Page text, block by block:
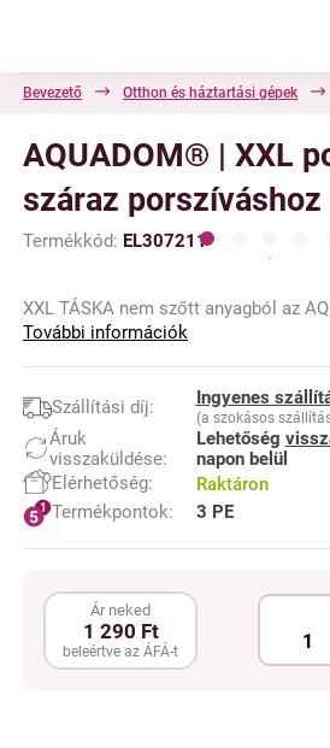
Bevezető Otthon és háztartási gépek
AQUADOM® | XXL
száraz porszíváshoz
Termékkód: EL307211
XXL TÁSKA nem szőtt anyagból az
További információk
Szállítási díj: Ingyenes
(a szokásos
Áruk
visszaküldése:
Lehetőség
napon belül
Elérhetőség:
Raktáron
Termékpontok:
3 PE
Ár neked
1 290 Ft
beleértve az ÁFÁ-t